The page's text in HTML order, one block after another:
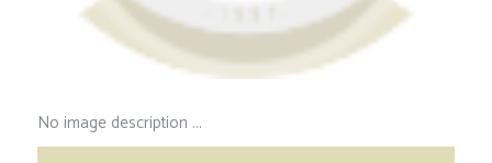
No image description ...